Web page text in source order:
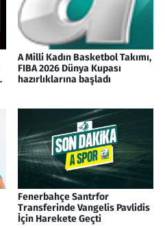
A Milli Kadın Basketbol Takımı,
FIBA 2026 Dünya Kupası
hazırlıklarına başladı
Fenerbahçe Santrfor
Transferinde Vangelis Pavlidis
İçin Harekete Geçti